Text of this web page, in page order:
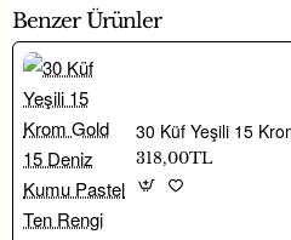
Paket içerisinde standart 12 inç
bulunmaktadır.
Yüksek baskı kalitesi ve net baskı
Benzer Ürünler
318,00TL